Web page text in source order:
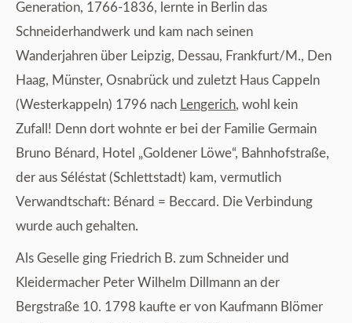
Generation, 1766-1836, lernte in Berlin das
Schneiderhandwerk und kam nach seinen
Wanderjahren über Leipzig, Dessau, Frankfurt/M., Den
Haag, Münster, Osnabrück und zuletzt Haus Cappeln
(Westerkappeln) 1796 nach Lengerich, wohl kein
Zufall! Denn dort wohnte er bei der Familie Germain
Bruno Bénard, Hotel „Goldener Löwe“, Bahnhofstraße,
der aus Séléstat (Schlettstadt) kam, vermutlich
Verwandtschaft: Bénard = Beccard. Die Verbindung
wurde auch gehalten.
Als Geselle ging Friedrich B. zum Schneider und
Kleidermacher Peter Wilhelm Dillmann an der
Bergstraße 10. 1798 kaufte er von Kaufmann Blömer